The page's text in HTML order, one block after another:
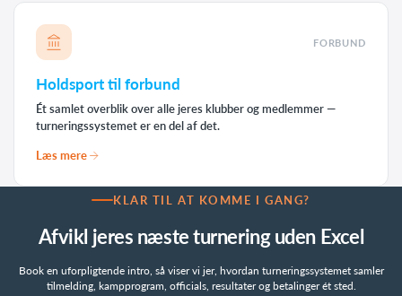
FORBUND
Holdsport til forbund
Ét samlet overblik over alle jeres klubber og medlemmer —
turneringssystemet er en del af det.
Læs mere
KLAR TIL AT KOMME I GANG?
Afvikl jeres næste turnering uden Excel
Book en uforpligtende intro, så viser vi jer, hvordan turneringssystemet samler
tilmelding, kampprogram, officials, resultater og betalinger ét sted.